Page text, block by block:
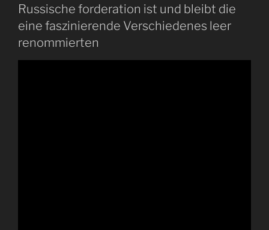
Russische forderation ist und bleibt die
eine faszinierende Verschiedenes leer
renommierten